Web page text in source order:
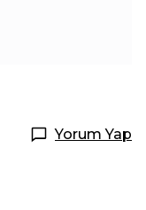
Yorum Yap